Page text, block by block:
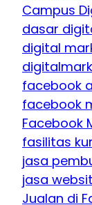
Campus
dasar
digital
facebook
facebook
Facebook
fasilitas
jasa
jasa
Jualan di